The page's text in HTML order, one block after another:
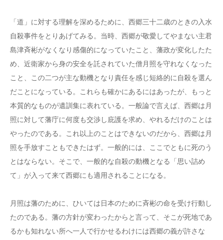
「道」に対する理解を深めるために、西郷三十二歳のときの入水
自殺事件をとりあげてみる。当時、西郷が敬愛してやまない主君
島津斉彬がなくなり感傷的になっていたこと、藩政が変化したた
め、近衛家から身の安全を託されていた僧月照を守れなくなった
こと、この二つが主な動機となり責任を感じ短絡的に自殺を選ん
だことになっている。これらも確かにあるにはあったが、もっと
本質的なものが遺訓集に表れている。一般論で言えば、西郷は月
照に対して藩庁に何度も交渉し庇護を求め、やれるだけのことは
やったのである。これ以上のことはできないのだから、西郷は月
照を手放すこともできたはず。一般的には、ここでともに死のう
とはならない。そこで、一般的な自殺の動機となる「思い詰め
て」が入って来て西郷にも適用されることになる。
月照は藩のために、ひいては日本のために斉彬の命を受け行動し
たのである。藩の方針が変わったからと言って、そこが死地であ
るかも知れない所へ一人で行かせるわけには西郷の義が許さな